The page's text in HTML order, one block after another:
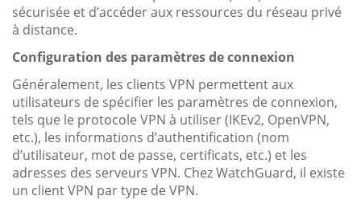
sécurisée et d’accéder aux ressources du réseau privé
à distance.
Configuration des paramètres de connexion
Généralement, les clients VPN permettent aux
utilisateurs de spécifier les paramètres de connexion,
tels que le protocole VPN à utiliser (IKEv2, OpenVPN,
etc.), les informations d’authentification (nom
d’utilisateur, mot de passe, certificats, etc.) et les
adresses des serveurs VPN. Chez WatchGuard, il existe
un client VPN par type de VPN.